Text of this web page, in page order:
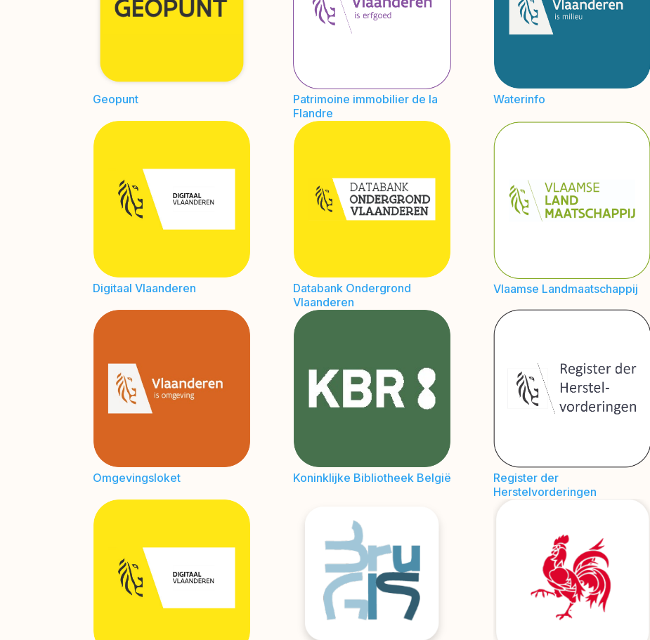
Geopunt
Patrimoine immobilier de la
Flandre
Waterinfo
Digitaal Vlaanderen
Databank Ondergrond
Vlaanderen
Vlaamse Landmaatschappij
Omgevingsloket Koninklijke Bibliotheek België
Register der
Herstelvorderingen